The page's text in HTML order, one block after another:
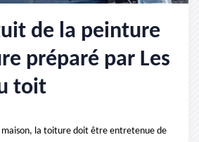
de la peinture
préparé par Les
toit
maison, la toiture doit être entretenue de